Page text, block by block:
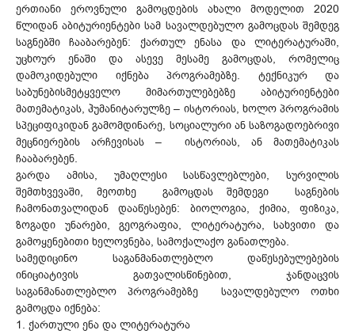
ერთიანი ეროვნული გამოცდების ახალი მოდელით 2020
წლიდან აბიტურიენტები სამ სავალდებულო გამოცდას შემდეგ
საგნებში ჩააბარებენ: ქართულ ენასა და ლიტერატურაში,
უცხოურ ენაში და ასევე მესამე გამოცდას, რომელიც
დამოკიდებული იქნება პროგრამებზე. ტექნიკურ და
საბუნებისმეტყველო მიმართულებებზე აბიტურიენტები
მათემატიკას, ჰუმანიტარულზე – ისტორიას, ხოლო პროგრამის
სპეციფიკიდან გამომდინარე, სოციალური ან საზოგადოებრივი
მეცნიერების არჩევისას – ისტორიას, ან მათემატიკას
ჩააბარებენ.
გარდა ამისა, უმაღლესი სასწავლებლები, სურვილის
შემთხვევაში, მეოთხე გამოცდას შემდეგი საგნების
ჩამონათვალიდან დააწესებენ: ბიოლოგია, ქიმია, ფიზიკა,
ზოგადი უნარები, გეოგრაფია, ლიტერატურა, სახვითი და
გამოყენებითი ხელოვნება, სამოქალაქო განათლება.
სამედიცინო საგანმანათლებლო დაწესებულებების
ინიციატივის გათვალისწინებით, ჯანდაცვის
საგანმანათლებლო პროგრამებზე სავალდებულო ოთხი
გამოცდა იქნება:
1. ქართული ენა და ლიტერატურა